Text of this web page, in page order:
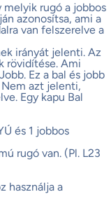
rugó a jobbos
azonosítsa, ami a
van felszerelve a
irányát jelenti. Az
rövidítése. Ami
Ez a bal és jobb
azt jelenti,
Egy kapu Bal
és 1 jobbos
rugó van. (Pl. L23
használja a